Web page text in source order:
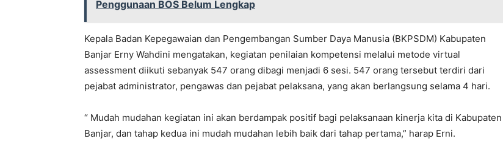
Penggunaan BOS Belum Lengkap
Kepala Badan Kepegawaian dan Pengembangan Sumber Daya Manusia (BKPSDM) Kabupaten
Banjar Erny Wahdini mengatakan, kegiatan penilaian kompetensi melalui metode virtual
assessment diikuti sebanyak 547 orang dibagi menjadi 6 sesi. 547 orang tersebut terdiri dari
pejabat administrator, pengawas dan pejabat pelaksana, yang akan berlangsung selama 4 hari.
“ Mudah mudahan kegiatan ini akan berdampak positif bagi pelaksanaan kinerja kita di Kabupaten
Banjar, dan tahap kedua ini mudah mudahan lebih baik dari tahap pertama,” harap Erni.